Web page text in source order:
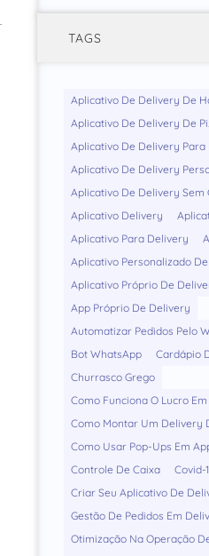
TAGS
Aplicativo De Delivery De
Aplicativo De Delivery De
Aplicativo De Delivery Para
Aplicativo De Delivery
Aplicativo De Delivery Sem
Aplicativo Delivery
Aplicativo Para Delivery
Aplicativo Personalizado
Aplicativo Próprio De
App Próprio De Delivery
Automatizar Pedidos Pelo
Bot WhatsApp
Cardápio
Churrasco Grego
Como Funciona O Lucro
Como Montar Um Delivery
Como Usar Pop-Ups Em
Controle De Caixa
Covid-
Criar Seu Aplicativo De
Gestão De Pedidos Em
Otimização Na Operação